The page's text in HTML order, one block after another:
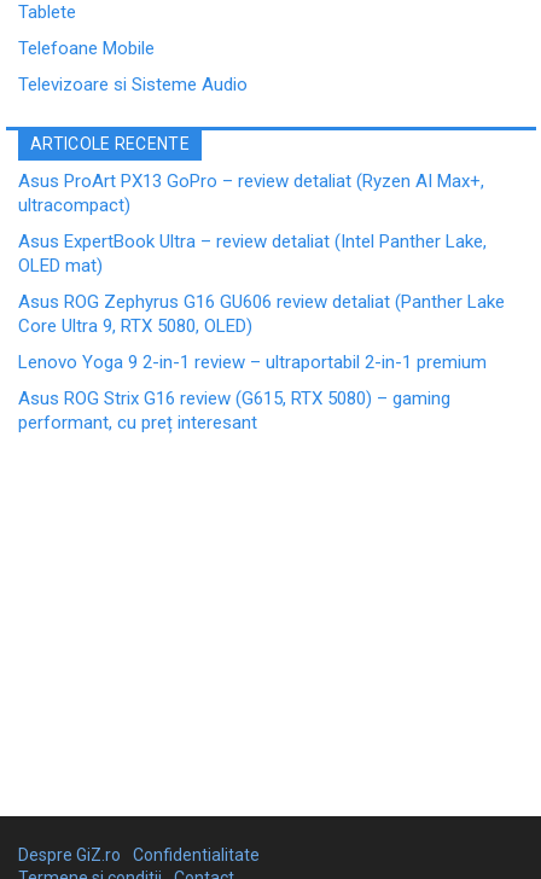
Tablete
Telefoane Mobile
Televizoare si Sisteme Audio
ARTICOLE RECENTE
Asus ProArt PX13 GoPro – review detaliat (Ryzen AI Max+,
ultracompact)
Asus ExpertBook Ultra – review detaliat (Intel Panther Lake,
OLED mat)
Asus ROG Zephyrus G16 GU606 review detaliat (Panther Lake
Core Ultra 9, RTX 5080, OLED)
Lenovo Yoga 9 2-in-1 review – ultraportabil 2-in-1 premium
Asus ROG Strix G16 review (G615, RTX 5080) – gaming
performant, cu preț interesant
Despre GiZ.ro
Confidentialitate